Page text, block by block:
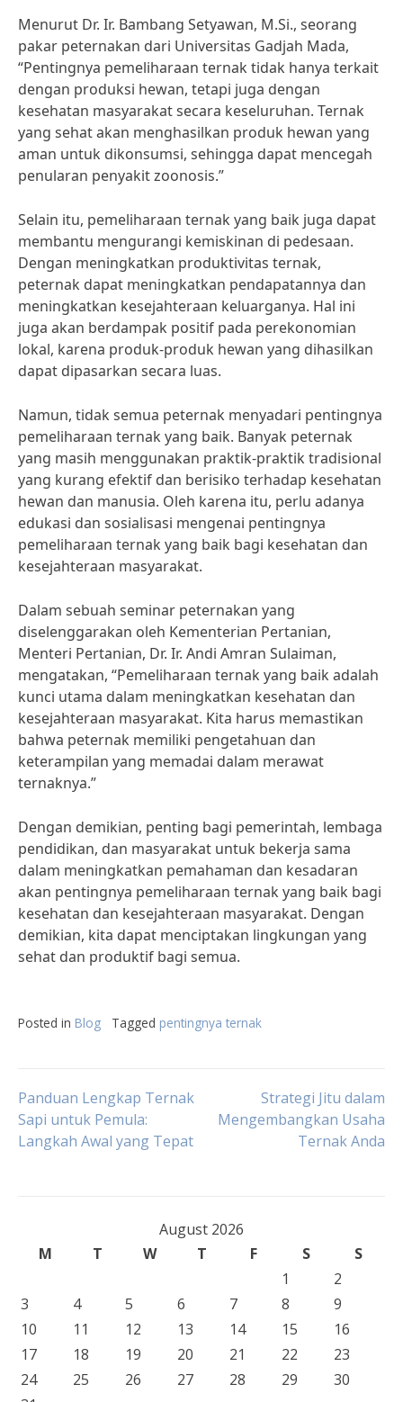
Menurut Dr. Ir. Bambang Setyawan, M.Si., seorang
pakar peternakan dari Universitas Gadjah Mada,
“Pentingnya pemeliharaan ternak tidak hanya terkait
dengan produksi hewan, tetapi juga dengan
kesehatan masyarakat secara keseluruhan. Ternak
yang sehat akan menghasilkan produk hewan yang
aman untuk dikonsumsi, sehingga dapat mencegah
penularan penyakit zoonosis.”
Selain itu, pemeliharaan ternak yang baik juga dapat
membantu mengurangi kemiskinan di pedesaan.
Dengan meningkatkan produktivitas ternak,
peternak dapat meningkatkan pendapatannya dan
meningkatkan kesejahteraan keluarganya. Hal ini
juga akan berdampak positif pada perekonomian
lokal, karena produk-produk hewan yang dihasilkan
dapat dipasarkan secara luas.
Namun, tidak semua peternak menyadari pentingnya
pemeliharaan ternak yang baik. Banyak peternak
yang masih menggunakan praktik-praktik tradisional
yang kurang efektif dan berisiko terhadap kesehatan
hewan dan manusia. Oleh karena itu, perlu adanya
edukasi dan sosialisasi mengenai pentingnya
pemeliharaan ternak yang baik bagi kesehatan dan
kesejahteraan masyarakat.
Dalam sebuah seminar peternakan yang
diselenggarakan oleh Kementerian Pertanian,
Menteri Pertanian, Dr. Ir. Andi Amran Sulaiman,
mengatakan, “Pemeliharaan ternak yang baik adalah
kunci utama dalam meningkatkan kesehatan dan
kesejahteraan masyarakat. Kita harus memastikan
bahwa peternak memiliki pengetahuan dan
keterampilan yang memadai dalam merawat
ternaknya.”
Dengan demikian, penting bagi pemerintah, lembaga
pendidikan, dan masyarakat untuk bekerja sama
dalam meningkatkan pemahaman dan kesadaran
akan pentingnya pemeliharaan ternak yang baik bagi
kesehatan dan kesejahteraan masyarakat. Dengan
demikian, kita dapat menciptakan lingkungan yang
sehat dan produktif bagi semua.
Posted in Blog Tagged pentingnya ternak
Post
navigation
Panduan Lengkap Ternak
Sapi untuk Pemula:
Langkah Awal yang Tepat
Strategi Jitu dalam
Mengembangkan Usaha
Ternak Anda
August 2026
M
T W T F S
S
1
2
3
4 5 6 7 8
9
10
11 12 13 14 15
16
17
18 19 20 21 22
23
24
25 26 27 28 29
30